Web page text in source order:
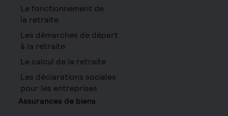
Le fonctionnement de
la retraite
Les démarches de départ
à la retraite
Le calcul de la retraite
Les déclarations sociales
pour les entreprises
Assurances de biens